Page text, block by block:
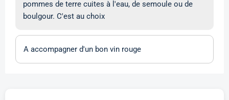
pommes de terre cuites à l'eau, de semoule ou de
boulgour. C'est au choix
A accompagner d'un bon vin rouge